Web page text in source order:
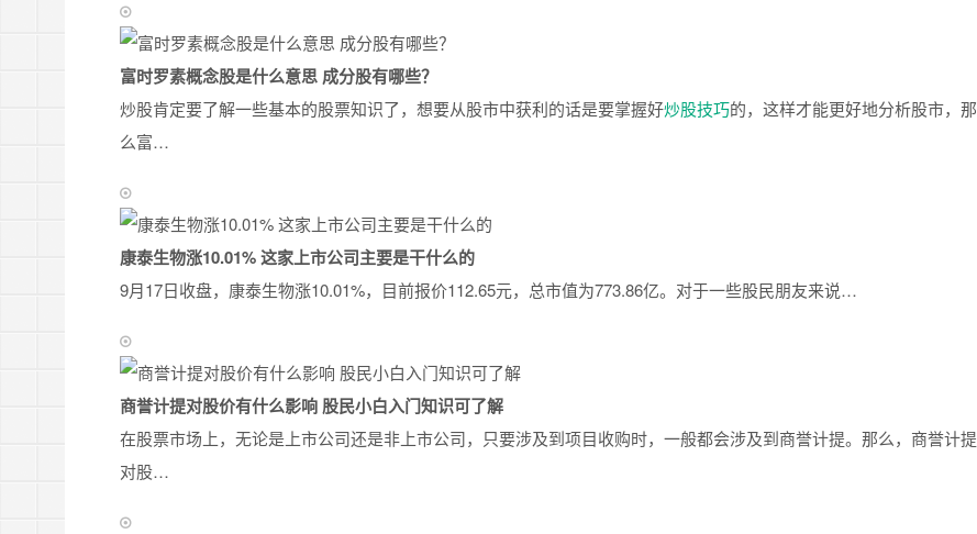
富时罗素概念股是什么意思 成分股有哪些？
炒股肯定要了解一些基本的股票知识了，想要从股市中获利的话是要掌握好炒股技巧的，这样才能更好地分析股市，那
么富…
康泰生物涨10.01% 这家上市公司主要是干什么的
9月17日收盘，康泰生物涨10.01%，目前报价112.65元，总市值为773.86亿。对于一些股民朋友来说…
商誉计提对股价有什么影响 股民小白入门知识可了解
在股票市场上，无论是上市公司还是非上市公司，只要涉及到项目收购时，一般都会涉及到商誉计提。那么，商誉计提
对股…